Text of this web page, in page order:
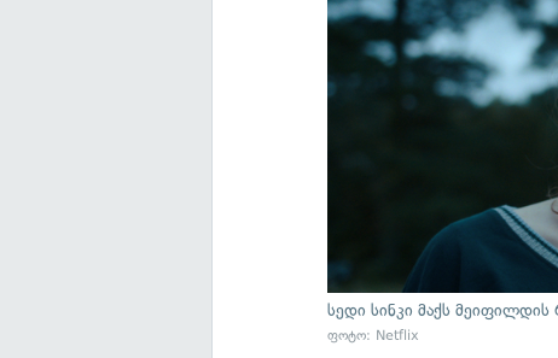
სედი სინკი მაქს
ფოტო: Netflix